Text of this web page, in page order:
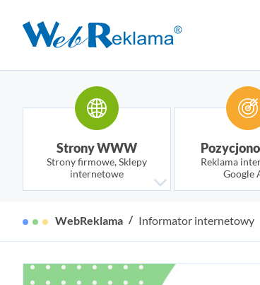
Strony WWW
Strony firmowe, Sklepy
internetowe
Reklama
Google
WebReklama Informator internetowy